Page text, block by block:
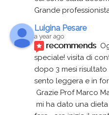
Grande
Luigina Pesare
a year ago
recommends
speciale! visita di
dopo 3 mesi
sento leggera e in
Grazie Prof Marco